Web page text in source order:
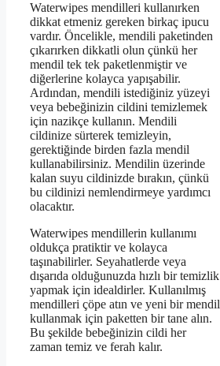
Waterwipes mendilleri kullanırken
dikkat etmeniz gereken birkaç ipucu
vardır. Öncelikle, mendili paketinden
çıkarırken dikkatli olun çünkü her
mendil tek tek paketlenmiştir ve
diğerlerine kolayca yapışabilir.
Ardından, mendili istediğiniz yüzeyi
veya bebeğinizin cildini temizlemek
için nazikçe kullanın. Mendili
cildinize sürterek temizleyin,
gerektiğinde birden fazla mendil
kullanabilirsiniz. Mendilin üzerinde
kalan suyu cildinizde bırakın, çünkü
bu cildinizi nemlendirmeye yardımcı
olacaktır.
Waterwipes mendillerin kullanımı
oldukça pratiktir ve kolayca
taşınabilirler. Seyahatlerde veya
dışarıda olduğunuzda hızlı bir temizlik
yapmak için idealdirler. Kullanılmış
mendilleri çöpe atın ve yeni bir mendil
kullanmak için paketten bir tane alın.
Bu şekilde bebeğinizin cildi her
zaman temiz ve ferah kalır.